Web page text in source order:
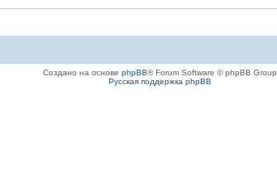
Создано на основе phpBB® Forum Software © phpBB Group
Русская поддержка phpBB